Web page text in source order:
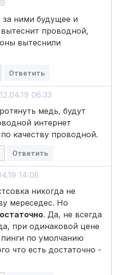
ними будущее и
проводной,
вытеснили
Ответить
12.04.19 06:33
медь, будут
интернет
качеству проводной.
Ответить
14:08
никогда не
мереседес. Но
. Да, не всегда
при одинаковой цене
по умолчанию
что есть достаточно -